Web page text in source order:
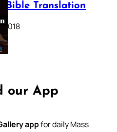
Bible Translation
2018
our App
appfor daily Mass